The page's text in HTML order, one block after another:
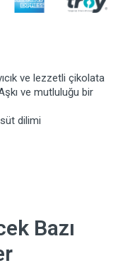
ve lezzetli çikolata
ve mutluluğu bir
süt dilimi
Bazı